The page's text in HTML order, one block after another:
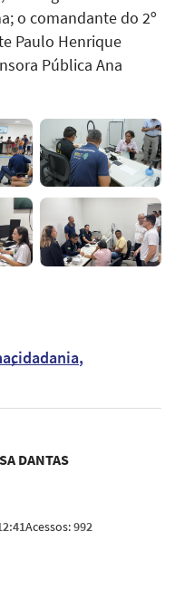
o comandante do 2º
Paulo Henrique
Pública Ana
cidadania
DANTAS
Acessos:992